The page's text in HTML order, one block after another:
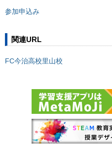
参加申込み
関連URL
FC今治高校里山校